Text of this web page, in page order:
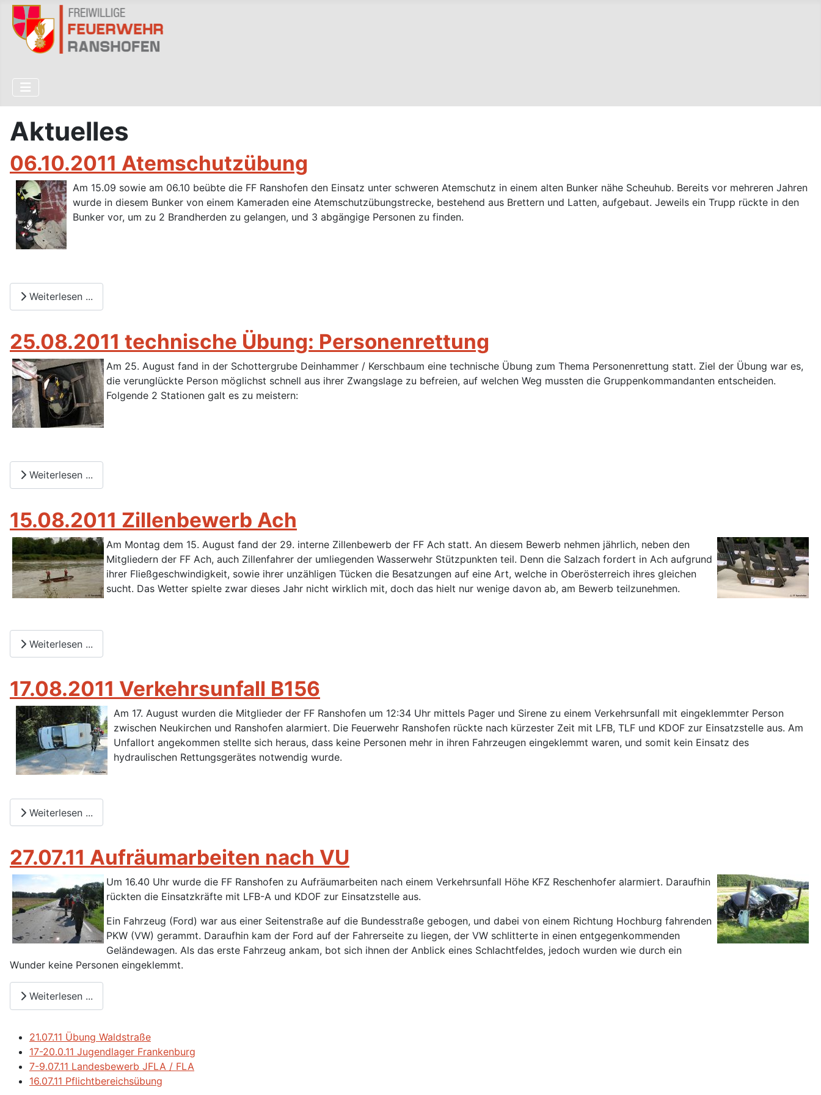
Aktuelles
06.10.2011 Atemschutzübung
Am 15.09 sowie am 06.10 beübte die FF Ranshofen den Einsatz unter schweren Atemschutz in einem alten Bunker nähe Scheuhub. Bereits vor mehreren Jahren
wurde in diesem Bunker von einem Kameraden eine Atemschutzübungstrecke, bestehend aus Brettern und Latten, aufgebaut. Jeweils ein Trupp rückte in den
Bunker vor, um zu 2 Brandherden zu gelangen, und 3 abgängige Personen zu finden.
Weiterlesen ...
25.08.2011 technische Übung: Personenrettung
Am 25. August fand in der Schottergrube Deinhammer / Kerschbaum eine technische Übung zum Thema Personenrettung statt. Ziel der Übung war es,
die verunglückte Person möglichst schnell aus ihrer Zwangslage zu befreien, auf welchen Weg mussten die Gruppenkommandanten entscheiden.
Folgende 2 Stationen galt es zu meistern:
Weiterlesen ...
15.08.2011 Zillenbewerb Ach
Am Montag dem 15. August fand der 29. interne Zillenbewerb der FF Ach statt. An diesem Bewerb nehmen jährlich, neben den
Mitgliedern der FF Ach, auch Zillenfahrer der umliegenden Wasserwehr Stützpunkten teil. Denn die Salzach fordert in Ach aufgrund
ihrer Fließgeschwindigkeit, sowie ihrer unzähligen Tücken die Besatzungen auf eine Art, welche in Oberösterreich ihres gleichen
sucht. Das Wetter spielte zwar dieses Jahr nicht wirklich mit, doch das hielt nur wenige davon ab, am Bewerb teilzunehmen.
Weiterlesen ...
17.08.2011 Verkehrsunfall B156
Am 17. August wurden die Mitglieder der FF Ranshofen um 12:34 Uhr mittels Pager und Sirene zu einem Verkehrsunfall mit eingeklemmter Person
zwischen Neukirchen und Ranshofen alarmiert. Die Feuerwehr Ranshofen rückte nach kürzester Zeit mit LFB, TLF und KDOF zur Einsatzstelle aus. Am
Unfallort angekommen stellte sich heraus, dass keine Personen mehr in ihren Fahrzeugen eingeklemmt waren, und somit kein Einsatz des
hydraulischen Rettungsgerätes notwendig wurde.
Weiterlesen ...
27.07.11 Aufräumarbeiten nach VU
Um 16.40 Uhr wurde die FF Ranshofen zu Aufräumarbeiten nach einem Verkehrsunfall Höhe KFZ Reschenhofer alarmiert. Daraufhin
rückten die Einsatzkräfte mit LFB-A und KDOF zur Einsatzstelle aus.
Ein Fahrzeug (Ford) war aus einer Seitenstraße auf die Bundesstraße gebogen, und dabei von einem Richtung Hochburg fahrenden
PKW (VW) gerammt. Daraufhin kam der Ford auf der Fahrerseite zu liegen, der VW schlitterte in einen entgegenkommenden
Geländewagen. Als das erste Fahrzeug ankam, bot sich ihnen der Anblick eines Schlachtfeldes, jedoch wurden wie durch ein
Wunder keine Personen eingeklemmt.
Weiterlesen ...
21.07.11 Übung Waldstraße
17-20.0.11 Jugendlager Frankenburg
7-9.07.11 Landesbewerb JFLA / FLA
16.07.11 Pflichtbereichsübung